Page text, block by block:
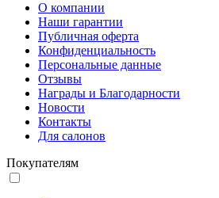
О компании
Наши гарантии
Публичная оферта
Конфиденциальность
Персональные данные
Отзывы
Награды и Благодарности
Новости
Контакты
Для салонов
Покупателям